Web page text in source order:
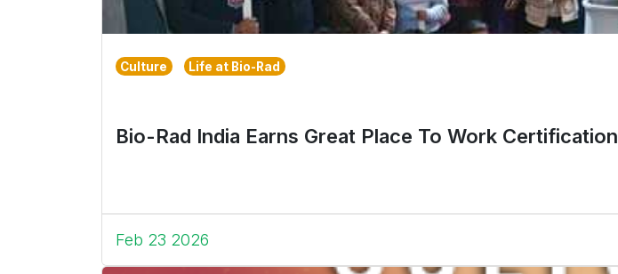
Culture Life at Bio-Rad
Bio-Rad India Earns Great Place To Work Certification
Feb 23 2026